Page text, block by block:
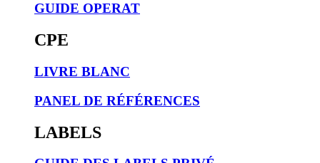
GUIDE OPERAT
CPE
LIVRE BLANC
PANEL DE RÉFÉRENCES
LABELS